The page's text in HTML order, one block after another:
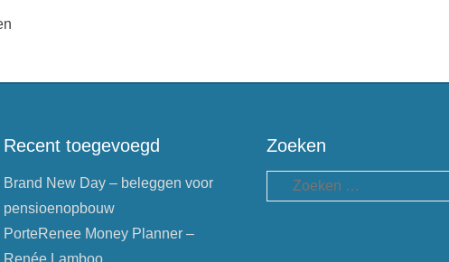
Recent toegevoegd
Brand New Day – beleggen voor
pensioenopbouw
PorteRenee Money Planner –
Renée Lamboo
Zoeken
Zoeken